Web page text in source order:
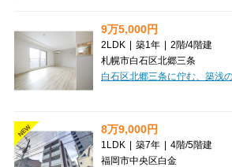
9万5,000円
2LDK | 築1年 | 2階/4階建
札幌市白石区北郷三条
NEW 8万9,000円
1LDK | 築7年 | 4階/5階建
福岡市中央区白金